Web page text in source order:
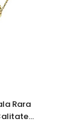
Rara